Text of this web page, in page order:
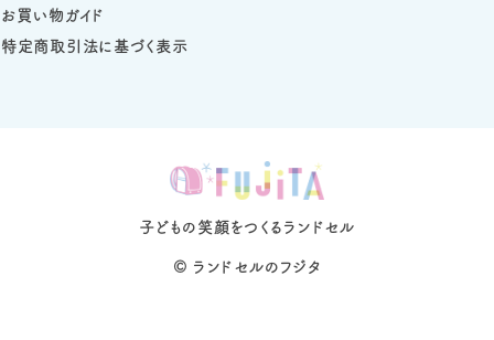
お買い物ガイド
特定商取引法に基づく表示
子どもの笑顔をつくるランドセル
© ランドセルのフジタ